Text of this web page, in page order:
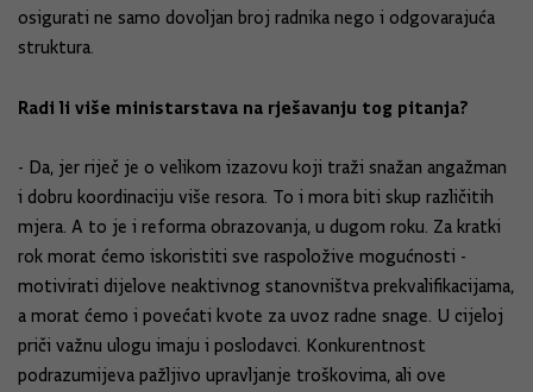
osigurati ne samo dovoljan broj radnika nego i odgovarajuća
struktura.
Radi li više ministarstava na rješavanju tog pitanja?
- Da, jer riječ je o velikom izazovu koji traži snažan angažman
i dobru koordinaciju više resora. To i mora biti skup različitih
mjera. A to je i reforma obrazovanja, u dugom roku. Za kratki
rok morat ćemo iskoristiti sve raspoložive mogućnosti -
motivirati dijelove neaktivnog stanovništva prekvalifikacijama,
a morat ćemo i povećati kvote za uvoz radne snage. U cijeloj
priči važnu ulogu imaju i poslodavci. Konkurentnost
podrazumijeva pažljivo upravljanje troškovima, ali ove